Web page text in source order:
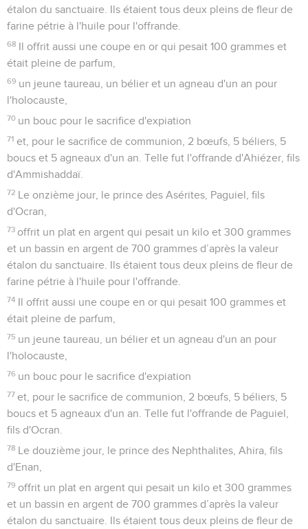
étalon du sanctuaire. Ils étaient tous deux pleins de fleur de
farine pétrie à l'huile pour l'offrande.
68
Il offrit aussi une coupe en or qui pesait 100 grammes et
était pleine de parfum,
69 un jeune taureau, un bélier et un agneau d'un an pour
l'holocauste,
70 un bouc pour le sacrifice d'expiation
71 et, pour le sacrifice de communion, 2 bœufs, 5 béliers, 5
boucs et 5 agneaux d'un an. Telle fut l'offrande d'Ahiézer, fils
d'Ammishaddaï.
72
Le onzième jour, le prince des Asérites, Paguiel, fils
d'Ocran,
73 offrit un plat en argent qui pesait un kilo et 300 grammes
et un bassin en argent de 700 grammes d’après la valeur
étalon du sanctuaire. Ils étaient tous deux pleins de fleur de
farine pétrie à l'huile pour l'offrande.
74
Il offrit aussi une coupe en or qui pesait 100 grammes et
était pleine de parfum,
75 un jeune taureau, un bélier et un agneau d'un an pour
l'holocauste,
76 un bouc pour le sacrifice d'expiation
77 et, pour le sacrifice de communion, 2 bœufs, 5 béliers, 5
boucs et 5 agneaux d'un an. Telle fut l'offrande de Paguiel,
fils d'Ocran.
78
Le douzième jour, le prince des Nephthalites, Ahira, fils
d'Enan,
79 offrit un plat en argent qui pesait un kilo et 300 grammes
et un bassin en argent de 700 grammes d’après la valeur
étalon du sanctuaire. Ils étaient tous deux pleins de fleur de